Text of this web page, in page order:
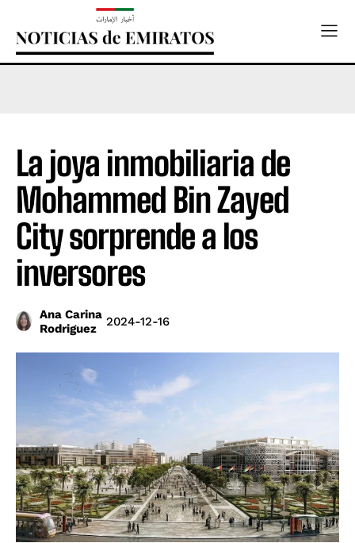
La joya inmobiliaria de
Mohammed Bin Zayed
City sorprende a los
inversores
Ana Carina
Rodriguez
2024-12-16